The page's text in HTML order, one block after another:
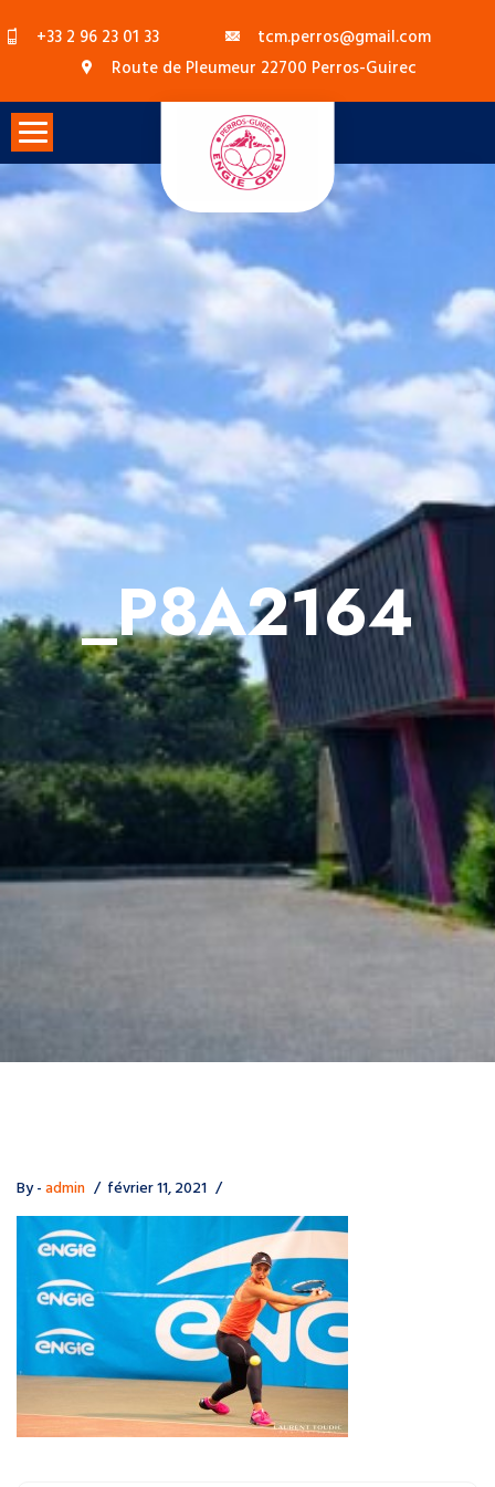
to
+33 2 96 23 01 33
tcm.perros@gmail.com
Route de Pleumeur 22700 Perros-Guirec
_P8A2164
By -admin février 11, 2021